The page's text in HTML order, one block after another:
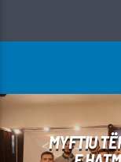
MYFTIU